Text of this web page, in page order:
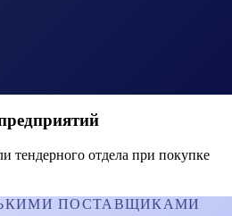
тендерного отдела при покупке
ПОСТАВЩИКАМИ